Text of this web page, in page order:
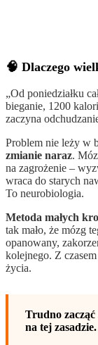
🧠 Dlaczego
„Od poniedziałku
bieganie, 1200
zaczyna
Problem nie leży w
zmianie naraz.
na zagrożenie –
wraca do starych
To neurobiologia.
Metoda małych
tak mało, że mózg
opanowany,
kolejnego. Z
życia.
Trudno zacząć
na tej zasadzie.